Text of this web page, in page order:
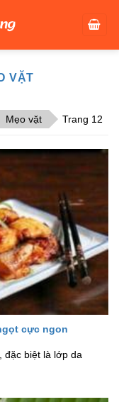
VẶT
Mẹo vặt Trang 12
cực ngon
đặc biệt là lớp da